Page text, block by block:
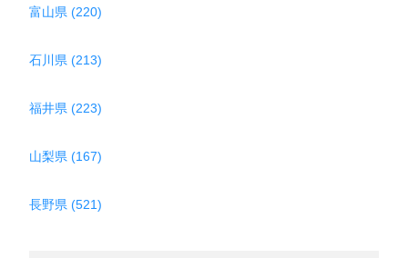
富山県 (220)
石川県 (213)
福井県 (223)
山梨県 (167)
長野県 (521)